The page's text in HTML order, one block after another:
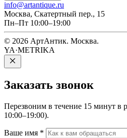
info@artantique.ru
Москва, Скатертный пер., 15
Пн–Пт 10:00–19:00
© 2026 АртАнтик. Москва.
YA·METRIKA
Заказать звонок
Перезвоним в течение 15 минут в
10:00–19:00).
Ваше имя *